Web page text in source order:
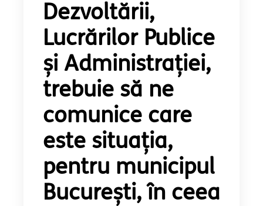
Dezvoltării,
Lucrărilor Publice
și Administrației,
trebuie să ne
comunice care
este situația,
pentru municipul
București, în ceea